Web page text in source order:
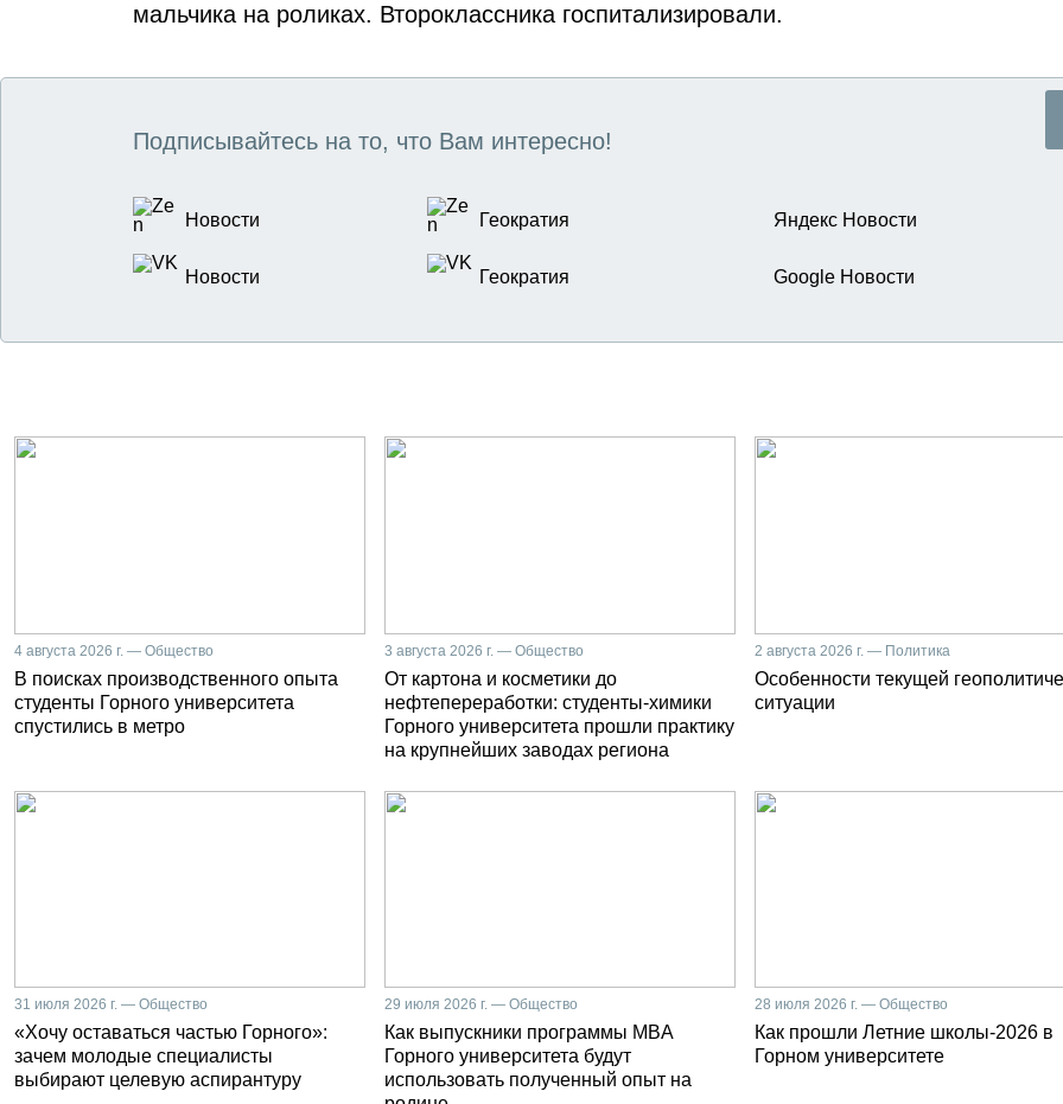
мальчика на роликах. Второклассника госпитализировали.
Подписывайтесь на то, что Вам интересно!
Новости Геократия Яндекс Новости
Новости Геократия Google Новости
4 августа 2026 г. — Общество
В поисках производственного опыта
студенты Горного университета
спустились в метро
3 августа 2026 г. — Общество
От картона и косметики до
нефтепереработки: студенты-химики
Горного университета прошли практику
на крупнейших заводах региона
2 августа 2026 г. — Политика
Особенности текущей
ситуации
31 июля 2026 г. — Общество
«Хочу оставаться частью Горного»:
зачем молодые специалисты
выбирают целевую аспирантуру
29 июля 2026 г. — Общество
Как выпускники программы MBA
Горного университета будут
использовать полученный опыт на
28 июля 2026 г. — Общество
Как прошли Летние школы-2026 в
Горном университете